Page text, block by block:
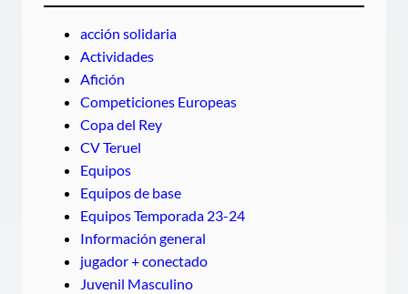
acción solidaria
Actividades
Afición
Competiciones Europeas
Copa del Rey
CV Teruel
Equipos
Equipos de base
Equipos Temporada 23-24
Información general
jugador + conectado
Juvenil Masculino